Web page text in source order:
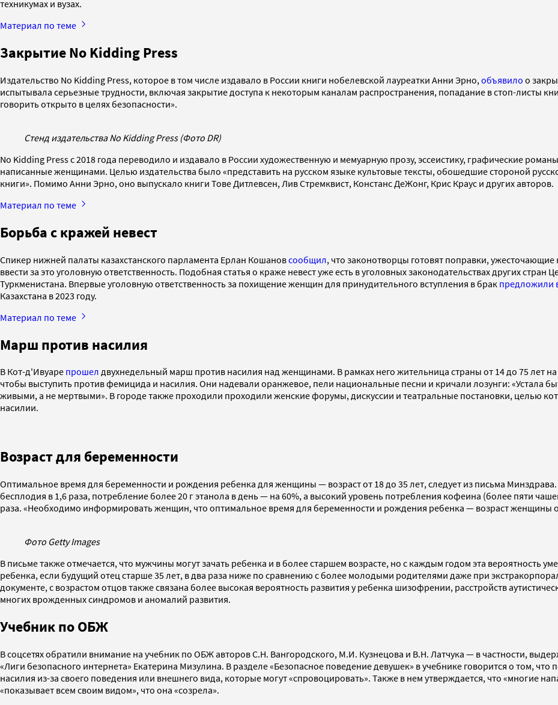
техникумах и вузах.
Материал по теме
Закрытие No Kidding Press
Издательство No Kidding Press, которое в том числе издавало в России книги нобелевской лауреатки Анни Эрно, объявило о
испытывала серьезные трудности, включая закрытие доступа к некоторым каналам распространения, попадание в стоп-листы
говорить открыто в целях безопасности».
Стенд издательства No Kidding Press (Фото DR)
No Kidding Press с 2018 года переводило и издавало в России художественную и мемуарную прозу, эссеистику, графические
написанные женщинами. Целью издательства было «представить на русском языке культовые тексты, обошедшие стороной
книги». Помимо Анни Эрно, оно выпускало книги Тове Дитлевсен, Лив Стремквист, Констанс ДеЖонг, Крис Краус и других авторов.
Материал по теме
Борьба с кражей невест
Спикер нижней палаты казахстанского парламента Ерлан Кошановсообщил, что законотворцы готовят поправки,
ввести за это уголовную ответственность. Подобная статья о краже невест уже есть в уголовных законодательствах других
Туркменистана. Впервые уголовную ответственность за похищение женщин для принудительного вступления в брак предложили
Казахстана в 2023 году.
Материал по теме
Марш против насилия
В Кот-д'Ивуаре прошел двухнедельный марш против насилия над женщинами. В рамках него жительница страны от 14 до 75 лет
чтобы выступить против фемицида и насилия. Они надевали оранжевое, пели национальные песни и кричали лозунги: «Устала
живыми, а не мертвыми». В городе также проходили проходили женские форумы, дискуссии и театральные постановки, целью
насилии.
Возраст для беременности
Оптимальное время для беременности и рождения ребенка для женщины — возраст от 18 до 35 лет, следует из письма
бесплодия в 1,6 раза, потребление более 20 г этанола в день — на 60%, а высокий уровень потребления кофеина (более пяти
раза. «Необходимо информировать женщин, что оптимальное время для беременности и рождения ребенка — возраст женщины
Фото Getty Images
В письме также отмечается, что мужчины могут зачать ребенка и в более старшем возрасте, но с каждым годом эта вероятность
ребенка, если будущий отец старше 35 лет, в два раза ниже по сравнению с более молодыми родителями даже при
документе, с возрастом отцов также связана более высокая вероятность развития у ребенка шизофрении, расстройств
многих врожденных синдромов и аномалий развития.
Учебник по ОБЖ
В соцсетях обратили внимание на учебник по ОБЖ авторов С.Н. Вангородского, М.И. Кузнецова и В.Н. Латчука — в частности,
«Лиги безопасного интернета» Екатерина Мизулина. В разделе «Безопасное поведение девушек» в учебнике говорится о том,
насилия из-за своего поведения или внешнего вида, которые могут «спровоцировать». Также в нем утверждается, что «многие
«показывает всем своим видом», что она «созрела».